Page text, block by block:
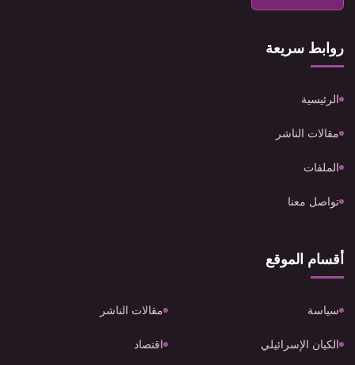
روابط سريعة
الرئيسية
مقالات الناشر
الملفات
تواصل معنا
أقسام الموقع
سياسة مقالات الناشر
الكيان الإسرائيلي اقتصاد